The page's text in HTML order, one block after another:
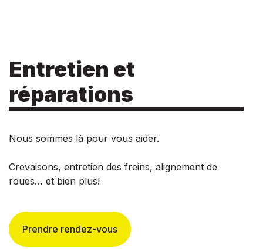
Entretien et
réparations
Nous sommes là pour vous aider.
Crevaisons, entretien des freins, alignement de
roues… et bien plus!
Prendre rendez-vous